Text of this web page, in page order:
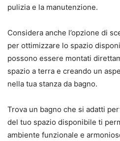
pulizia e la manutenzione.
Considera anche l’opzione di
per ottimizzare lo spazio
possono essere montati
spazio a terra e creando un
nella tua stanza da bagno.
Trova un bagno che si adatti
del tuo spazio disponibile ti
ambiente funzionale e